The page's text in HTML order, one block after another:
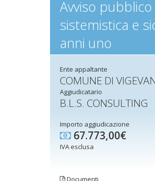
Avviso
sistemistica e
anni uno
Ente appaltante
COMUNE DI
Aggiudicatario
B.L.S. CONSULTING
Importo aggiudicazione
67.773,00€
IVA esclusa
Documenti